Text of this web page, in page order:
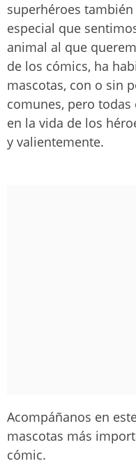
superhéroes
especial que
animal al que
de los cómics, ha
mascotas, con o sin
comunes, pero
en la vida de los
y valientemente.
Acompáñanos en
mascotas más
cómic.